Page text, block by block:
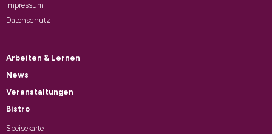
Impressum
Datenschutz
Arbeiten & Lernen
News
Veranstaltungen
Bistro
Speisekarte